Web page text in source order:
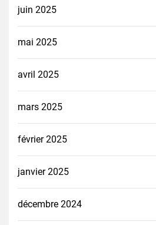
juin 2025
mai 2025
avril 2025
mars 2025
février 2025
janvier 2025
décembre 2024